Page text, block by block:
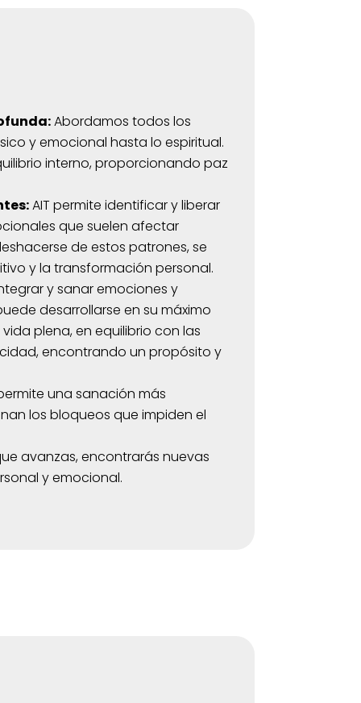
Abordamos todos los
y emocional hasta lo espiritual.
interno, proporcionando paz
AIT permite identificar y liberar
que suelen afectar
de estos patrones, se
y la transformación personal.
y sanar emociones y
desarrollarse en su máximo
plena, en equilibrio con las
encontrando un propósito y
una sanación más
los bloqueos que impiden el
avanzas, encontrarás nuevas
y emocional.